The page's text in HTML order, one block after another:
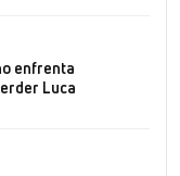
enfrenta
Luca